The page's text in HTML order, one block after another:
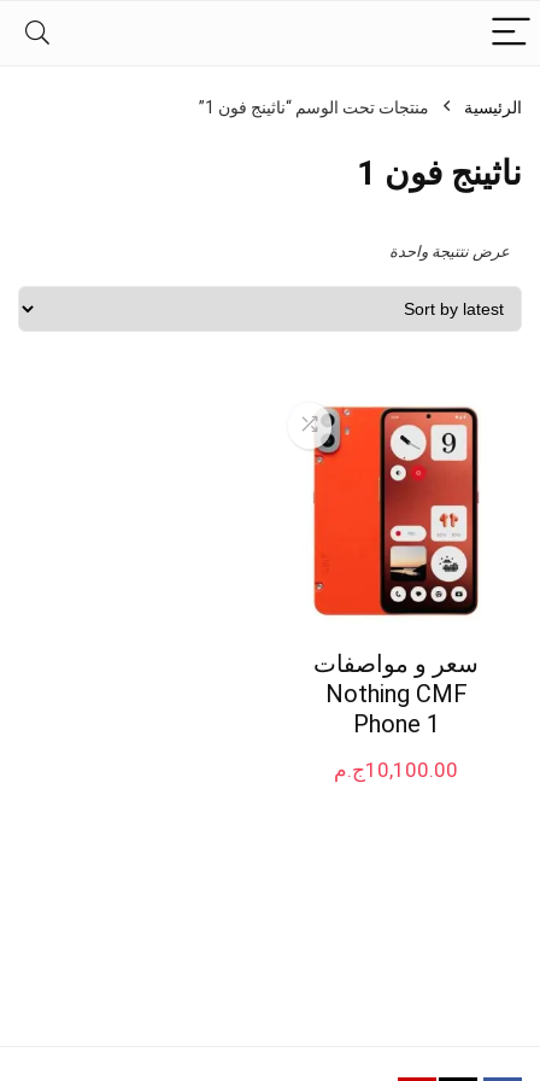
الرئيسية منتجات تحت الوسم “ناثينج فون 1”
ناثينج فون 1
عرض نتتيجة واحدة
سعر و مواصفات
Nothing CMF
Phone 1
ج.م10,100.00